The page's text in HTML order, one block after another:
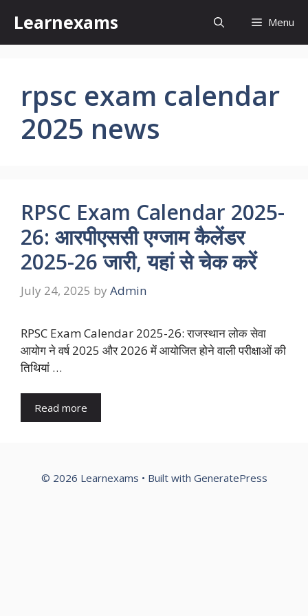
content
Learnexams Menu
rpsc exam calendar
2025 news
RPSC Exam Calendar 2025-
26: आरपीएससी एग्जाम कैलेंडर
2025-26 जारी, यहां से चेक करें
July 24, 2025 by Admin
RPSC Exam Calendar 2025-26: राजस्थान लोक सेवा
आयोग ने वर्ष 2025 और 2026 में आयोजित होने वाली परीक्षाओं की
तिथियां …
Read more
© 2026 Learnexams • Built with GeneratePress